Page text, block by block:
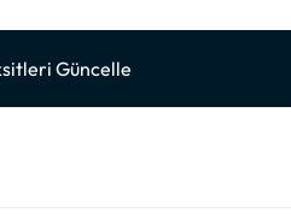
Güncelle